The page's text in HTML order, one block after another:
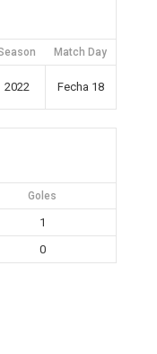
Match Day
2022 Fecha 18
Goles
1
0